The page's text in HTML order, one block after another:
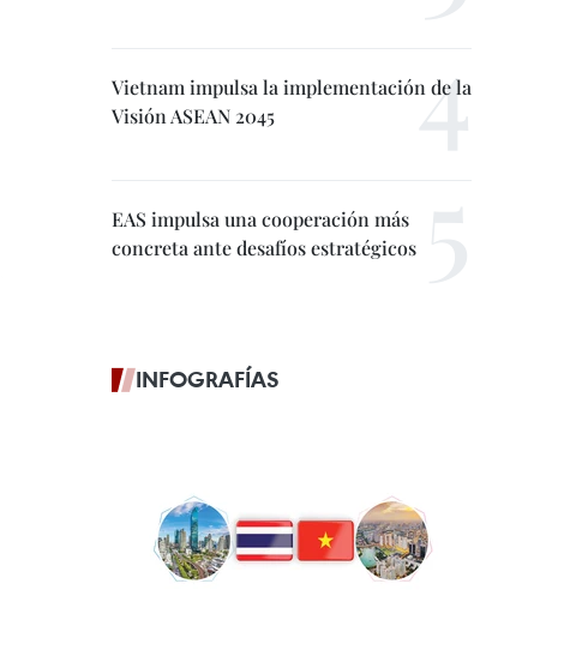
Vietnam impulsa la implementación de la
Visión ASEAN 2045
EAS impulsa una cooperación más
concreta ante desafíos estratégicos
INFOGRAFÍAS